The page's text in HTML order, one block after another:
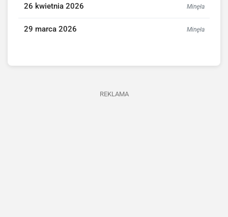
26 kwietnia 2026 Minęła
29 marca 2026 Minęła
REKLAMA